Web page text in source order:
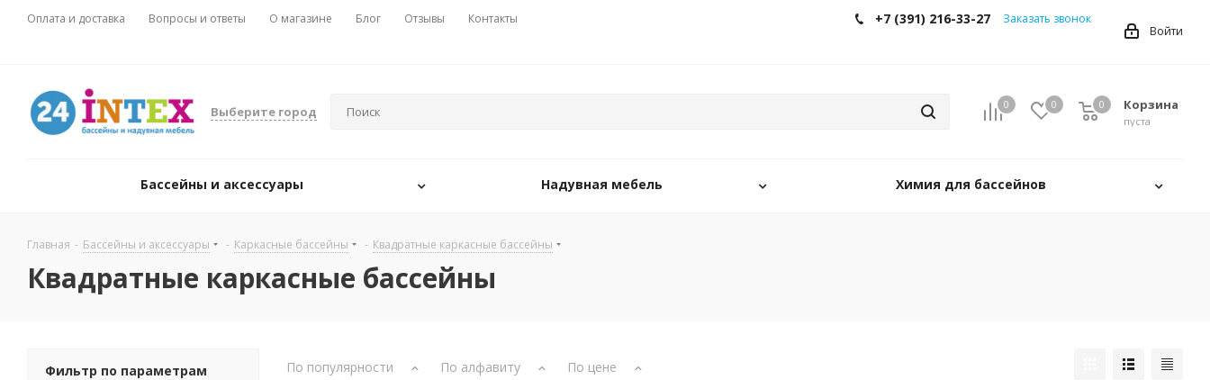
Оплата и доставка Вопросы и ответы О магазине Блог Отзывы
Контакты
Войти
+7 (391) 216-33-27 Заказать звонок
Выберите город 0 0 Корзина
0
пуста
0
Бассейны и аксессуары Надувная мебель Химия для бассейнов
Главная - Бассейны и аксессуары - Каркасные бассейны - Квадратные каркасные бассейны
Квадратные каркасные бассейны
По популярности По алфавиту По цене
Фильтр по параметрам